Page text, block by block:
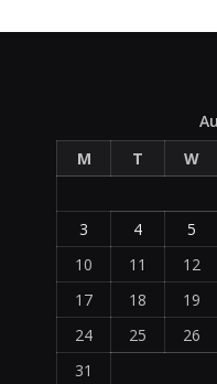
M
T W
3
4 5
10
11 12
17
18 19
24
25 26
31